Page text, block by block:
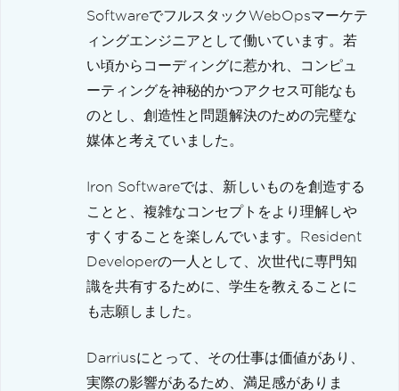
SoftwareでフルスタックWebOpsマーケテ
ィングエンジニアとして働いています。若
い頃からコーディングに惹かれ、コンピュ
ーティングを神秘的かつアクセス可能なも
のとし、創造性と問題解決のための完璧な
媒体と考えていました。
Iron Softwareでは、新しいものを創造する
ことと、複雑なコンセプトをより理解しや
すくすることを楽しんでいます。Resident
Developerの一人として、次世代に専門知
識を共有するために、学生を教えることに
も志願しました。
Darriusにとって、その仕事は価値があり、
実際の影響があるため、満足感がありま